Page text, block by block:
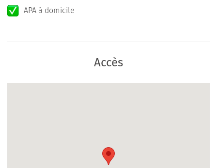
APA à domicile
Accès